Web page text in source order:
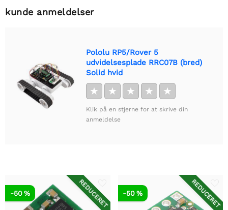
kunde anmeldelser
Pololu RP5/Rover 5
udvidelsesplade RRC07B (bred)
Solid hvid
★ ★ ★ ★ ★
Klik på en stjerne for at skrive din
anmeldelse
REDUCERET
-50 % REDUCERET
-50 %